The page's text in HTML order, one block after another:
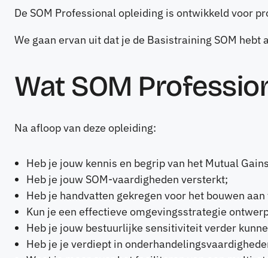
De SOM Professional opleiding is ontwikkeld voor
We gaan ervan uit dat je de Basistraining SOM
Wat SOM
Na afloop van deze opleiding:
Heb je jouw kennis en begrip van het Mutual
Heb je jouw SOM-vaardigheden versterkt;
Heb je handvatten gekregen voor het bouwen
Kun je een effectieve omgevingsstrategie
Heb je jouw bestuurlijke sensitiviteit verder
Heb je je verdiept in